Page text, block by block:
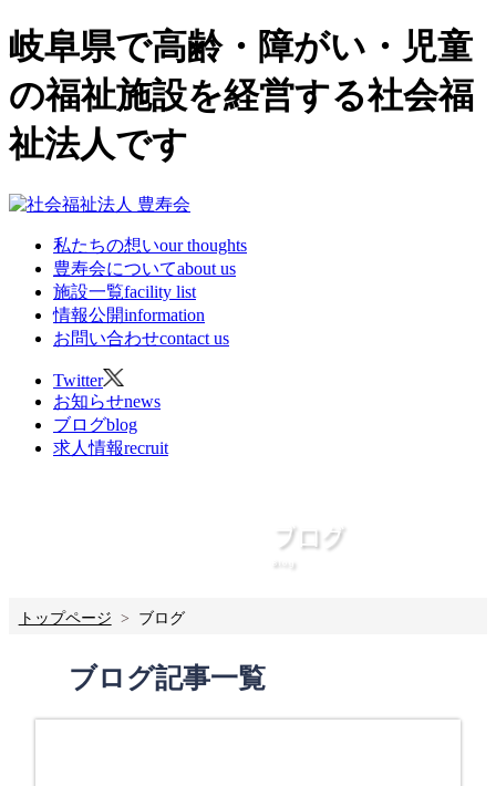
岐阜県で高齢・障がい・児童
の福祉施設を経営する社会福
祉法人です
私たちの想いour thoughts
豊寿会についてabout us
施設一覧facility list
情報公開information
お問い合わせcontact us
Twitter
お知らせnews
ブログblog
求人情報recruit
ブログ
Blog
トップページ ブログ
ブログ記事一覧